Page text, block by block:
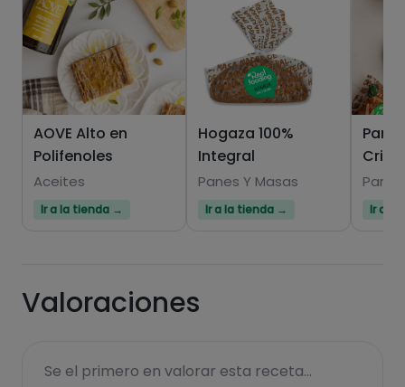
Hazte PLUS para ver la información nutricional
de las recetas, y desbloquear muchas más
funcionalidades PLUS.
Pásate al PLUS
AOVE Alto en
Polifenoles
Aceites
Ir a la tienda →
Hogaza 100%
Integral
Panes Y Masas
Ir a la tienda →
Pan
Ir a
Valoraciones
Se el primero en valorar esta receta...